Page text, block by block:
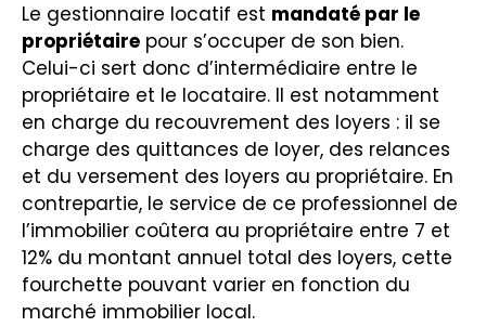
Le gestionnaire locatif est mandaté par le
propriétaire pour s’occuper de son bien.
Celui-ci sert donc d’intermédiaire entre le
propriétaire et le locataire. Il est notamment
en charge du recouvrement des loyers : il se
charge des quittances de loyer, des relances
et du versement des loyers au propriétaire. En
contrepartie, le service de ce professionnel de
l’immobilier coûtera au propriétaire entre 7 et
12% du montant annuel total des loyers, cette
fourchette pouvant varier en fonction du
marché immobilier local.